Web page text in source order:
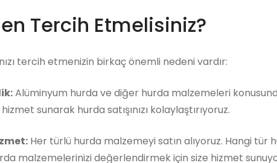
Tercih Etmelisiniz?
tercih etmenizin birkaç önemli nedeni vardır:
Alüminyum hurda ve diğer hurda malzemeleri
sunarak hurda satışınızı kolaylaştırıyoruz.
Her türlü hurda malzemeyi satın alıyoruz. Hangi tür
malzemelerinizi değerlendirmek için size hizmet